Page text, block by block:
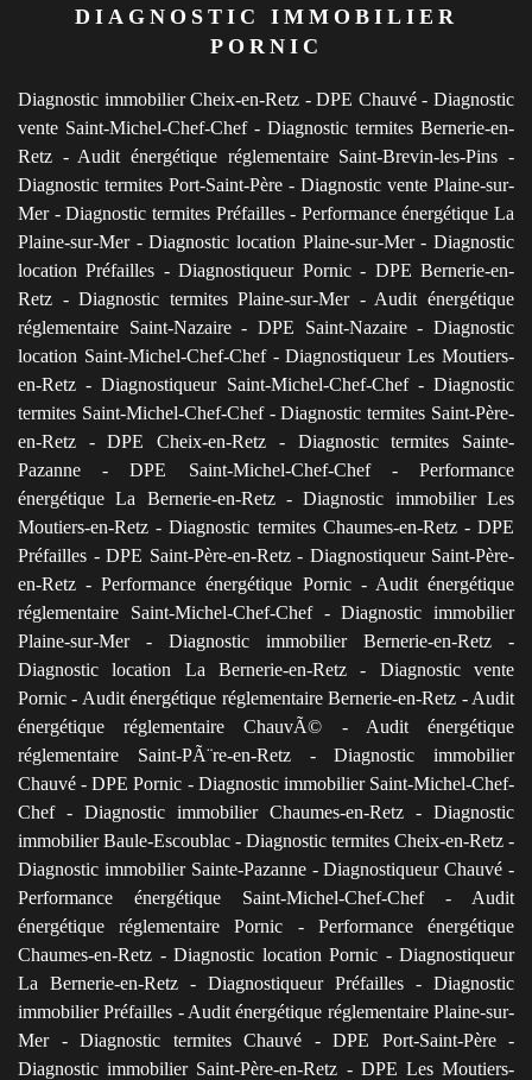
DIAGNOSTIC IMMOBILIER
PORNIC
Diagnostic immobilier Cheix-en-Retz -DPE Chauvé-Diagnostic
vente Saint-Michel-Chef-Chef- Diagnostic termites Bernerie-en-
Retz - Audit énergétique réglementaire Saint-Brevin-les-Pins -
Diagnostic termites Port-Saint-Père - Diagnostic vente Plaine-sur-
Mer-Diagnostic termites Préfailles- Performance énergétique La
Plaine-sur-Mer-Diagnostic location Plaine-sur-Mer-Diagnostic
location Préfailles -Diagnostiqueur Pornic- DPE Bernerie-en-
Retz -Diagnostic termites Plaine-sur-Mer- Audit énergétique
réglementaire Saint-Nazaire-DPE Saint-Nazaire-Diagnostic
location Saint-Michel-Chef-Chef-Diagnostiqueur Les Moutiers-
en-Retz-Diagnostiqueur Saint-Michel-Chef-Chef-Diagnostic
termites Saint-Michel-Chef-Chef-Diagnostic termites Saint-Père-
en-Retz -DPE Cheix-en-Retz - Diagnostic termites Sainte-
Pazanne -DPE Saint-Michel-Chef-Chef-Performance
énergétique La Bernerie-en-Retz-Diagnostic immobilier Les
Moutiers-en-Retz -Diagnostic termites Chaumes-en-Retz-DPE
Préfailles - DPE Saint-Père-en-Retz- Diagnostiqueur Saint-Père-
en-Retz -Performance énergétique Pornic- Audit énergétique
réglementaire Saint-Michel-Chef-Chef-Diagnostic immobilier
Plaine-sur-Mer- Diagnostic immobilier Bernerie-en-Retz -
Diagnostic location La Bernerie-en-Retz - Diagnostic vente
Pornic - Audit énergétique réglementaire Bernerie-en-Retz - Audit
énergétique réglementaire ChauvÃ© - Audit énergétique
réglementaire Saint-PÃ¨re-en-Retz-Diagnostic immobilier
Chauvé-DPE Pornic - Diagnostic immobilier Saint-Michel-Chef-
Chef- Diagnostic immobilier Chaumes-en-Retz - Diagnostic
immobilier Baule-Escoublac - Diagnostic termites Cheix-en-Retz -
Diagnostic immobilier Sainte-Pazanne-Diagnostiqueur Chauvé -
Performance énergétique Saint-Michel-Chef-Chef- Audit
énergétique réglementaire Pornic - Performance énergétique
Chaumes-en-Retz - Diagnostic location Pornic - Diagnostiqueur
La Bernerie-en-Retz - Diagnostiqueur Préfailles - Diagnostic
immobilier Préfailles - Audit énergétique réglementaire Plaine-sur-
Mer- Diagnostic termites Chauvé - DPE Port-Saint-Père-
Diagnostic immobilier Saint-Père-en-Retz - DPE Les Moutiers-